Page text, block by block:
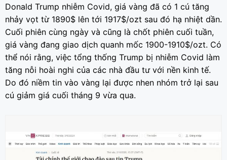
Donald Trump nhiễm Covid, giá vàng đã có 1 cú tăng
nhảy vọt từ 1890$ lên tới 1917$/ozt sau đó hạ nhiệt dần.
Cuối phiên cùng ngày và cũng là chốt phiên cuối tuần,
giá vàng đang giao dịch quanh mốc 1900-1910$/ozt. Có
thể nói rằng, việc tổng thống Trump bị nhiễm Covid làm
tăng nỗi hoài nghi của các nhà đầu tư với nền kinh tế.
Do đó niềm tin vào vàng lại được nhen nhóm trở lại sau
cú giảm giá cuối tháng 9 vừa qua.